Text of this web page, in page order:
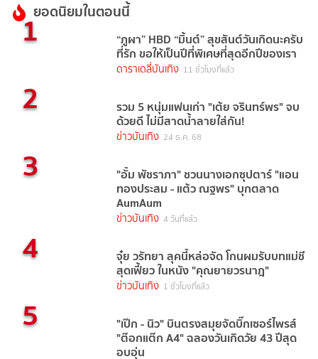
ยอดนิยมในตอนนี้
1 “ภูผา” HBD “มิ้นต์” สุขสันต์วันเกิดนะครับ
ที่รัก ขอให้เป็นปีที่พิเศษที่สุดอีกปีของเรา
ดาราเดลี่บันเทิง 11 ชั่วโมงที่แล้ว
2 รวม 5 หนุ่มแฟนเก่า "เต้ย จรินทร์พร" จบ
ด้วยดี ไม่มีสาดน้ำลายใส่กัน!
ข่าวบันเทิง 24 ธ.ค. 68
3 "อั้ม พัชราภา" ชวนนางเอกซุปตาร์ "แอน
ทองประสม - แต้ว ณฐพร" บุกตลาด
AumAum
ข่าวบันเทิง 4 วันที่แล้ว
4 จุ๋ย วรัทยา ลุคนี้หล่อจัด โกนผมรับบทแม่ชี
สุดเฟี้ยว ในหนัง "คุณยายวรนาฎ"
ข่าวบันเทิง 1 ชั่วโมงที่แล้ว
5 "เป๊ก - นิว" บินตรงสมุยจัดบิ๊กเซอร์ไพรส์
"ต๊อกแต๊ก A4" ฉลองวันเกิดวัย 43 ปีสุด
อบอุ่น